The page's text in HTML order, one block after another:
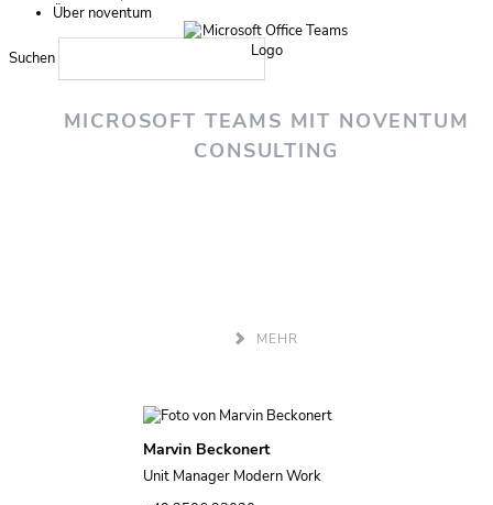
Über noventum
Suchen
MICROSOFT TEAMS MIT NOVENTUM
CONSULTING
MEHR
Marvin Beckonert
Unit Manager Modern Work